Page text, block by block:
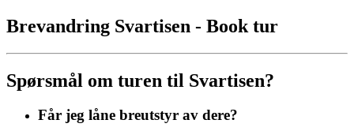
Brevandring Svartisen - Book tur
Spørsmål om turen til Svartisen?
Får jeg låne breutstyr av dere?